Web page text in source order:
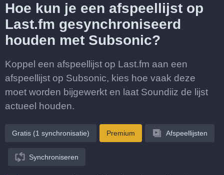
Hoe kun je een afspeellijst op
Last.fm gesynchroniseerd
houden met Subsonic?
Koppel een afspeellijst op Last.fm aan een
afspeellijst op Subsonic, kies hoe vaak deze
moet worden bijgewerkt en laat Soundiiz de lijst
actueel houden.
Gratis (1 synchronisatie) Premium Afspeellijsten
Synchroniseren